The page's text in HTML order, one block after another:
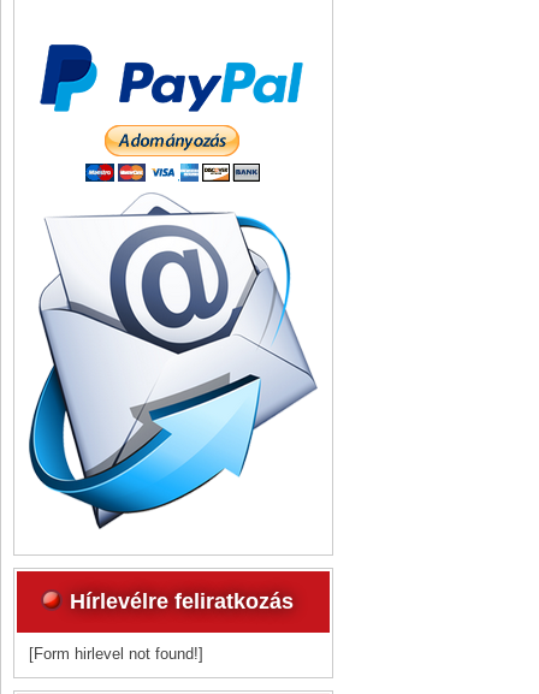
Hírlevélre feliratkozás
[Form hirlevel not found!]